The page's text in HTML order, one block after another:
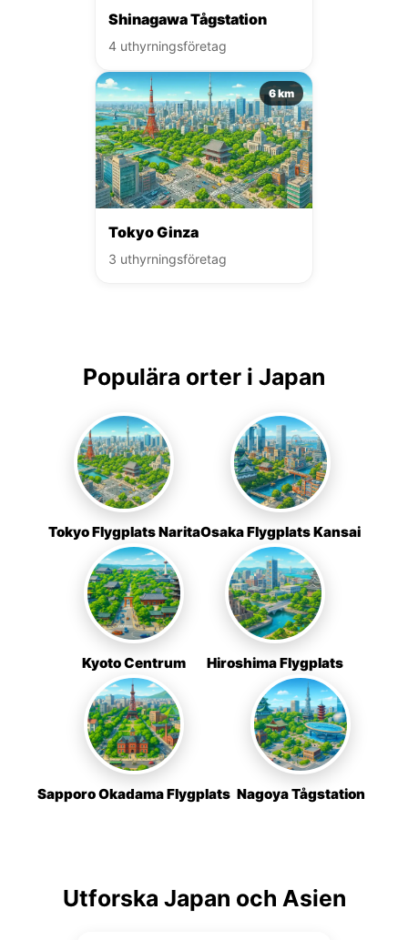
Shinagawa Tågstation
4 uthyrningsföretag
6 km
Tokyo Ginza
3 uthyrningsföretag
Populära orter i Japan
Tokyo Flygplats NaritaOsaka Flygplats Kansai
Kyoto Centrum Hiroshima Flygplats
Sapporo Okadama Flygplats Nagoya Tågstation
Utforska Japan och Asien